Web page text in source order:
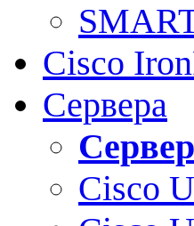
Cisco
Сервера
Cisco